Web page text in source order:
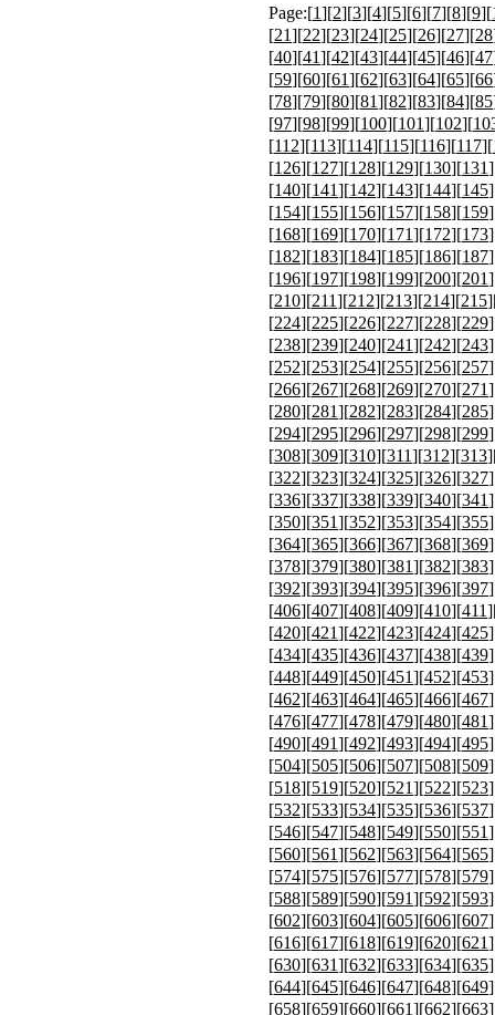
Page:[1][2][3][4][5][6][7][8][9][
[21][22][23][24][25][26][27][28
[40][41][42][43][44][45][46][47
[59][60][61][62][63][64][65][66
[78][79][80][81][82][83][84][85
[97][98][99][100][101][102][
[112][113][114][115][116][117][
[126][127][128][129][130][131
[140][141][142][143][144][145
[154][155][156][157][158][159
[168][169][170][171][172][173
[182][183][184][185][186][187
[196][197][198][199][200][201
[210][211][212][213][214][215
[224][225][226][227][228][229
[238][239][240][241][242][243
[252][253][254][255][256][257
[266][267][268][269][270][271
[280][281][282][283][284][285
[294][295][296][297][298][299
[308][309][310][311][312][313
[322][323][324][325][326][327
[336][337][338][339][340][341
[350][351][352][353][354][355
[364][365][366][367][368][369
[378][379][380][381][382][383
[392][393][394][395][396][397
[406][407][408][409][410][411
[420][421][422][423][424][425
[434][435][436][437][438][439
[448][449][450][451][452][453
[462][463][464][465][466][467
[476][477][478][479][480][481
[490][491][492][493][494][495
[504][505][506][507][508][509
[518][519][520][521][522][523
[532][533][534][535][536][537
[546][547][548][549][550][551
[560][561][562][563][564][565
[574][575][576][577][578][579
[588][589][590][591][592][593
[602][603][604][605][606][607
[616][617][618][619][620][621
[630][631][632][633][634][635
[644][645][646][647][648][649
[658][659][660][661][662][663